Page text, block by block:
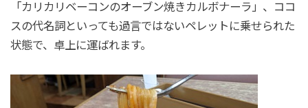
「カリカリベーコンのオーブン焼きカルボナーラ」、ココ
スの代名詞といっても過言ではないペレットに乗せられた
状態で、卓上に運ばれます。